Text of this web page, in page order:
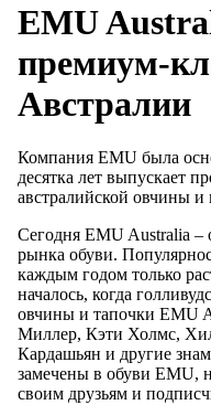
EMU
премиум-
Австралии
Компания EMU была
десятка лет выпускает
австралийской овчины
Сегодня EMU Australia –
рынка обуви.
каждым годом только
началось, когда
овчины и тапочки EMU
Миллер, Кэти Холмс,
Кардашьян и другие
замечены в обуви EMU,
своим друзьям и